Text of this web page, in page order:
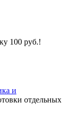
100 руб.!
и
отдельных